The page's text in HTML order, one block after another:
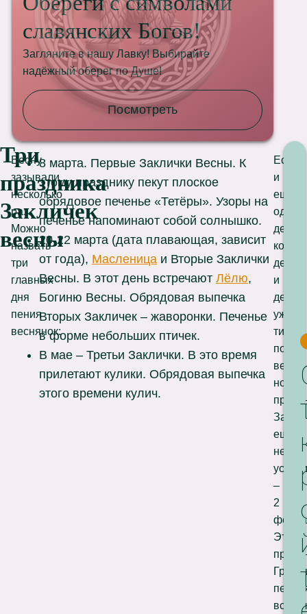
славянских Богов!
Загляните в нашу Лавку! Выбирайте
надёжный оберег по Душе!
Посмотреть
Три
праздника
Закличек
весны
Весну
зазывали
несколько
раз.
Можно
назвать
три
главных
дня
пения
веснянок:
8 марта. Первые Заклички Весны. К
этому празднику пекут плоское
обрядовое печенье «Тетёры». Узоры на
печенье напоминают собой солнышко.
20-22 марта (дата плавающая, зависит
от года), Масленица и Вторые Заклички
Весны. В этот день встречают Лёлю,
Богиню Весны. Обрядовая выпечка
Вторых Закличек – жаворонки. Печенье
в форме небольших птичек.
В мае – Третьи Заклички. В это время
прилетают кулики. Обрядовая выпечка
этого времени кулич.
Есть
и
ещё
один
день,
когда
и
дети
уже
тихо
поют
но
ещё
не
–
2
Это